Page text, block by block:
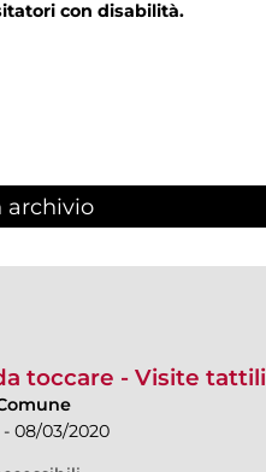
con disabilità.
archivio
toccare - Visite tattili
- 08/03/2020